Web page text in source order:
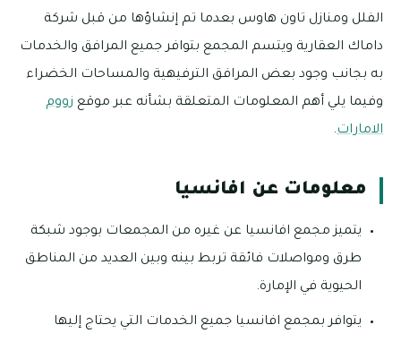
الفلل ومنازل تاون هاوس بعدما تم إنشاؤها من قبل شركة
داماك العقارية ويتسم المجمع بتوافر جميع المرافق والخدمات
به بجانب وجود بعض المرافق الترفيهية والمساحات الخضراء
وفيما يلي أهم المعلومات المتعلقة بشأنه عبر موقع زووم
الامارات.
معلومات عن افانسيا
يتميز مجمع افانسيا عن غيره من المجمعات بوجود شبكة
طرق ومواصلات فائقة تربط بينه وبين العديد من المناطق
الحيوية في الإمارة.
يتوافر بمجمع افانسيا جميع الخدمات التي يحتاج إليها